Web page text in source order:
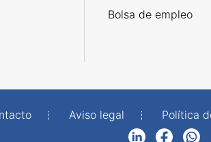
Bolsa de empleo
Aviso legal Política
FacebookWhatsApp